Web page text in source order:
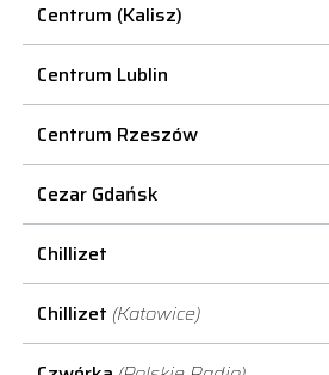
Centrum (Kalisz)
Centrum Lublin
Centrum Rzeszów
Cezar Gdańsk
Chillizet
Chillizet (Katowice)